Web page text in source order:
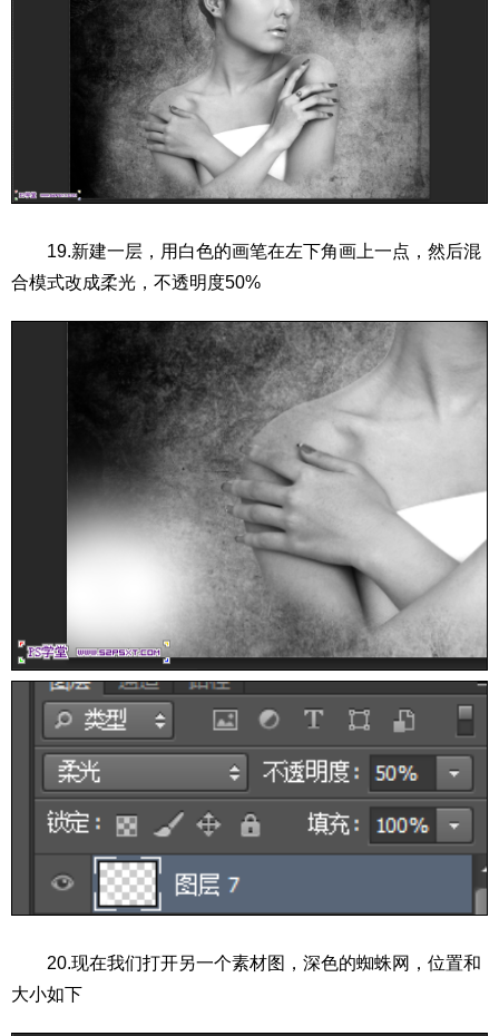
19.新建一层，用白色的画笔在左下角画上一点，然后混
合模式改成柔光，不透明度50%
20.现在我们打开另一个素材图，深色的蜘蛛网，位置和
大小如下